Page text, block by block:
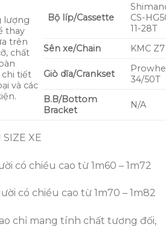
lượng
thay
trên
chất
tiết
và các
Bộ líp/Cassette
CS-
11-28T
Sên xe/Chain
KMC Z7
Giò dĩa/Crankset
34/50T
B.B/Bottom
Bracket
N/A
XE
có chiều cao từ 1m60 – 1m72
có chiều cao từ 1m70 – 1m82
chỉ mang tính chất tương đối,